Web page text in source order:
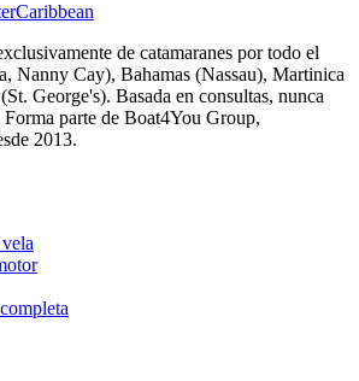
Caribbean
de catamaranes por todo el
Cay), Bahamas (Nassau), Martinica
George's). Basada en consultas, nunca
parte de Boat4You Group,
2013.